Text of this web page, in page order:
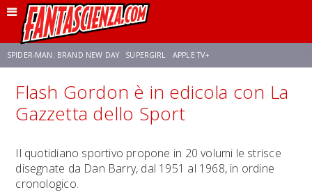
SPIDER-MAN: BRAND NEW DAY SUPERGIRL APPLE TV+
FRANCO RICCIARDIELLO ZENDAYA STAR TREK AVENGERS: DOOMSDAY
Flash Gordon è in edicola con La
Gazzetta dello Sport
Il quotidiano sportivo propone in 20 volumi le strisce
disegnate da Dan Barry, dal 1951 al 1968, in ordine
cronologico.